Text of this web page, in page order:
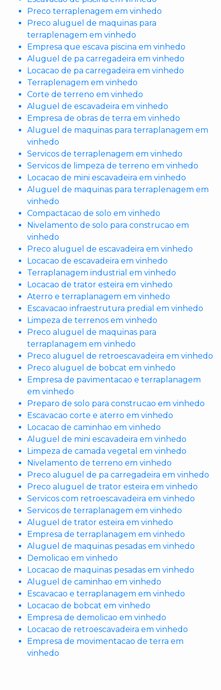
Preco terraplenagem em vinhedo
Preco aluguel de maquinas para
terraplenagem em vinhedo
Empresa que escava piscina em vinhedo
Aluguel de pa carregadeira em vinhedo
Locacao de pa carregadeira em vinhedo
Terraplenagem em vinhedo
Corte de terreno em vinhedo
Aluguel de escavadeira em vinhedo
Empresa de obras de terra em vinhedo
Aluguel de maquinas para terraplanagem em
vinhedo
Servicos de terraplenagem em vinhedo
Servicos de limpeza de terreno em vinhedo
Locacao de mini escavadeira em vinhedo
Aluguel de maquinas para terraplenagem em
vinhedo
Compactacao de solo em vinhedo
Nivelamento de solo para construcao em
vinhedo
Preco aluguel de escavadeira em vinhedo
Locacao de escavadeira em vinhedo
Terraplanagem industrial em vinhedo
Locacao de trator esteira em vinhedo
Aterro e terraplanagem em vinhedo
Escavacao infraestrutura predial em vinhedo
Limpeza de terrenos em vinhedo
Preco aluguel de maquinas para
terraplanagem em vinhedo
Preco aluguel de retroescavadeira em vinhedo
Preco aluguel de bobcat em vinhedo
Empresa de pavimentacao e terraplanagem
em vinhedo
Preparo de solo para construcao em vinhedo
Escavacao corte e aterro em vinhedo
Locacao de caminhao em vinhedo
Aluguel de mini escavadeira em vinhedo
Limpeza de camada vegetal em vinhedo
Nivelamento de terreno em vinhedo
Preco aluguel de pa carregadeira em vinhedo
Preco aluguel de trator esteira em vinhedo
Servicos com retroescavadeira em vinhedo
Servicos de terraplanagem em vinhedo
Aluguel de trator esteira em vinhedo
Empresa de terraplanagem em vinhedo
Aluguel de maquinas pesadas em vinhedo
Demolicao em vinhedo
Locacao de maquinas pesadas em vinhedo
Aluguel de caminhao em vinhedo
Escavacao e terraplanagem em vinhedo
Locacao de bobcat em vinhedo
Empresa de demolicao em vinhedo
Locacao de retroescavadeira em vinhedo
Empresa de movimentacao de terra em
vinhedo